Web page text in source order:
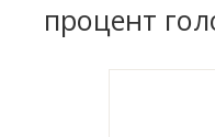
процент